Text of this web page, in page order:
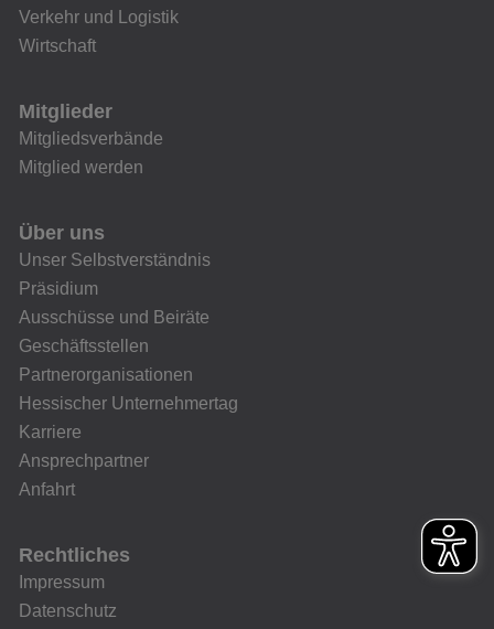
Verkehr und Logistik
Wirtschaft
Mitglieder
Mitgliedsverbände
Mitglied werden
Über uns
Unser Selbstverständnis
Präsidium
Ausschüsse und Beiräte
Geschäftsstellen
Partnerorganisationen
Hessischer Unternehmertag
Karriere
Ansprechpartner
Anfahrt
Rechtliches
Impressum
Datenschutz